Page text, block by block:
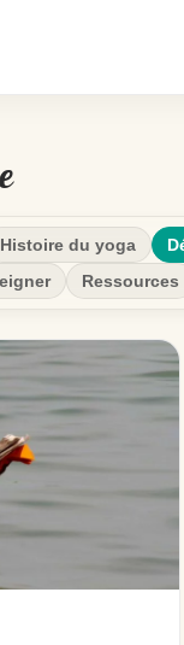
Histoire du yoga
Ressources